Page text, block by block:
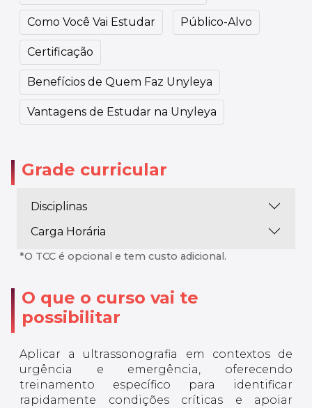
Como Você Vai Estudar Público-Alvo
Certificação
Benefícios de Quem Faz Unyleya
Vantagens de Estudar na Unyleya
Grade curricular
Disciplinas
Carga Horária
*O TCC é opcional e tem custo adicional.
O que o curso vai te
possibilitar
Aplicar a ultrassonografia em contextos de
urgência e emergência, oferecendo
treinamento específico para identificar
rapidamente condições críticas e apoiar